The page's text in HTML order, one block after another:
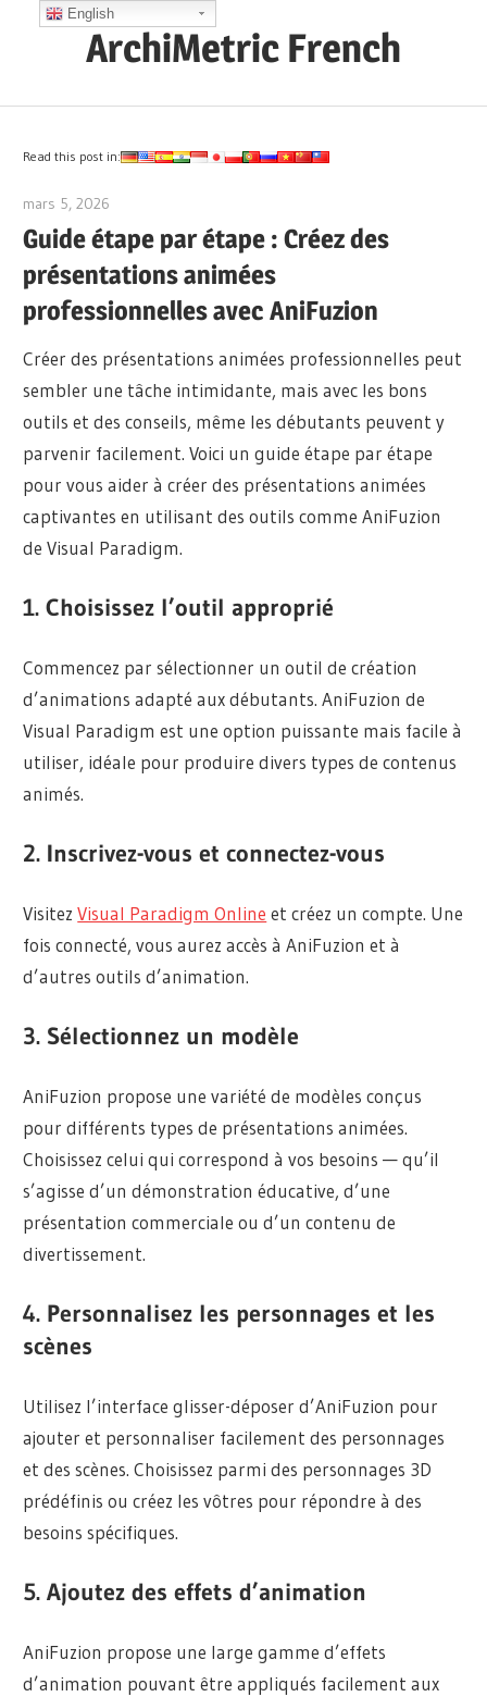
ArchiMetric French
Ops,
and
More
Read this post in:
mars 5, 2026
Guide étape par étape : Créez des
présentations animées
professionnelles avec AniFuzion
Créer des présentations animées professionnelles peut
sembler une tâche intimidante, mais avec les bons
outils et des conseils, même les débutants peuvent y
parvenir facilement. Voici un guide étape par étape
pour vous aider à créer des présentations animées
captivantes en utilisant des outils comme AniFuzion
de Visual Paradigm.
1. Choisissez l’outil approprié
Commencez par sélectionner un outil de création
d’animations adapté aux débutants. AniFuzion de
Visual Paradigm est une option puissante mais facile à
utiliser, idéale pour produire divers types de contenus
animés.
2. Inscrivez-vous et connectez-vous
VisitezVisual Paradigm Online et créez un compte. Une
fois connecté, vous aurez accès à AniFuzion et à
d’autres outils d’animation.
3. Sélectionnez un modèle
AniFuzion propose une variété de modèles conçus
pour différents types de présentations animées.
Choisissez celui qui correspond à vos besoins — qu’il
s’agisse d’un démonstration éducative, d’une
présentation commerciale ou d’un contenu de
divertissement.
4. Personnalisez les personnages et les
scènes
Utilisez l’interface glisser-déposer d’AniFuzion pour
ajouter et personnaliser facilement des personnages
et des scènes. Choisissez parmi des personnages 3D
prédéfinis ou créez les vôtres pour répondre à des
besoins spécifiques.
5. Ajoutez des effets d’animation
AniFuzion propose une large gamme d’effets
d’animation pouvant être appliqués facilement aux
English